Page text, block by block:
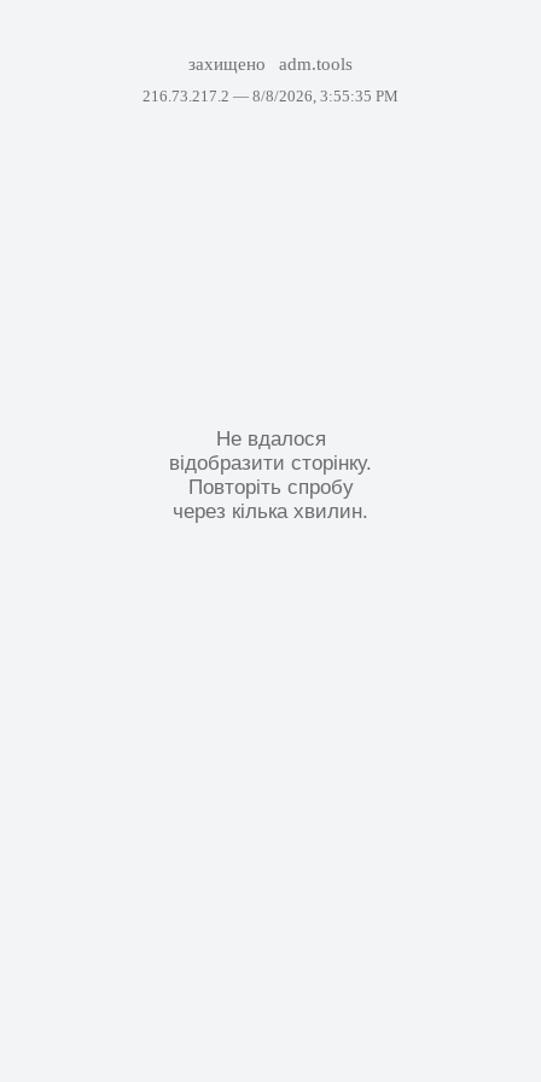
захищено adm.tools
216.73.217.2 — 8/8/2026, 3:55:35 PM
Не вдалося
відобразити сторінку.
Повторіть спробу
через кілька хвилин.